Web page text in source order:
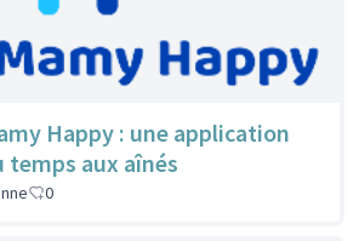
Happy : une application
temps aux aînés
0